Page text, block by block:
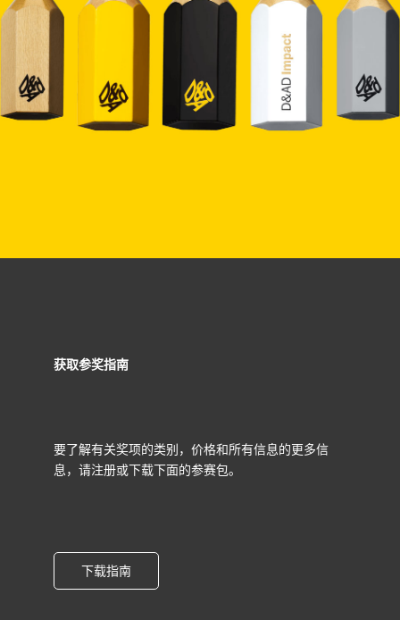
获取参奖指南
要了解有关奖项的类别，价格和所有信息的更多信
息，请注册或下载下面的参赛包。
下载指南